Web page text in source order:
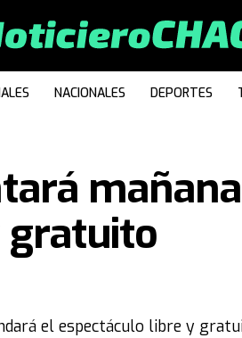
NACIONALES DEPORTES
gratuito
el espectáculo libre y